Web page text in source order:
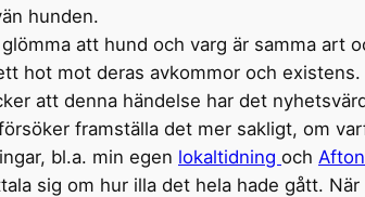
hunden.
att hund och varg är samma art
hot mot deras avkommor och existens.
att denna händelse har det
framställa det mer sakligt, om
bl.a. min egen lokaltidning och
sig om hur illa det hela hade gått.